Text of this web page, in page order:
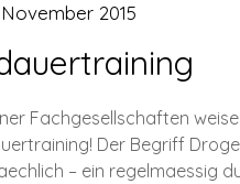
November 2015
Fachgesellschaften
Der Begriff Droge
– ein regelmaessig